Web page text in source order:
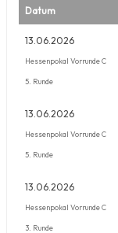
Datum
13.06.2026
Hessenpokal Vorrunde C
5. Runde
13.06.2026
Hessenpokal Vorrunde C
5. Runde
13.06.2026
Hessenpokal Vorrunde C
3. Runde